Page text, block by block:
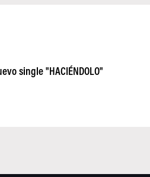
single "HACIÉNDOLO"